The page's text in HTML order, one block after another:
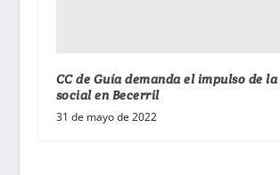
CC de Guía demanda el impulso de
social en Becerril
31 de mayo de 2022